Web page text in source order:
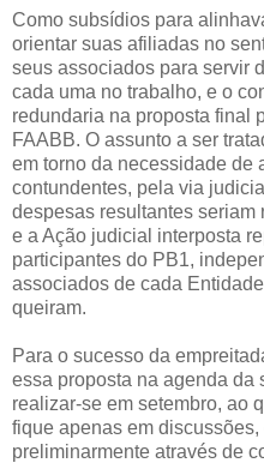
Como subsídios para
orientar suas afiliadas no
seus associados para servir
cada uma no trabalho, e o
redundaria na proposta final
FAABB. O assunto a ser
em torno da necessidade de
contundentes, pela via
despesas resultantes seriam
e a Ação judicial interposta
participantes do PB1,
associados de cada
queiram.
Para o sucesso da
essa proposta na agenda da
realizar-se em setembro, ao
fique apenas em
preliminarmente através de